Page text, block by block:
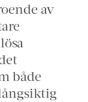
av
både